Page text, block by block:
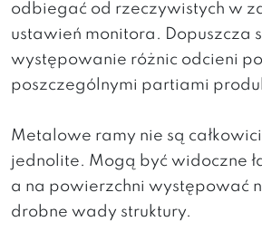
odbiegać od rzeczywistych w
ustawień monitora. Dopuszcza
występowanie różnic odcieni
poszczególnymi partiami
Metalowe ramy nie są
jednolite. Mogą być widoczne
a na powierzchni występować
drobne wady struktury.